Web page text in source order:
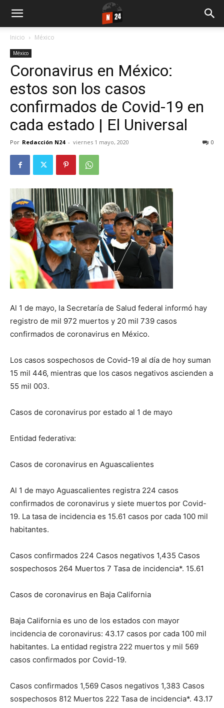
Inicio México
México
Coronavirus en México:
estos son los casos
confirmados de Covid-19 en
cada estado | El Universal
Por Redacción N24 - viernes 1 mayo, 2020 0
Al 1 de mayo, la Secretaría de Salud federal informó hay
registro de mil 972 muertos y 20 mil 739 casos
confirmados de coronavirus en México.
Los casos sospechosos de Covid-19 al día de hoy suman
15 mil 446, mientras que los casos negativos ascienden a
55 mil 003.
Casos de coronavirus por estado al 1 de mayo
Entidad federativa:
Casos de coronavirus en Aguascalientes
Al 1 de mayo Aguascalientes registra 224 casos
confirmados de coronavirus y siete muertos por Covid-
19. La tasa de incidencia es 15.61 casos por cada 100 mil
habitantes.
Casos confirmados 224 Casos negativos 1,435 Casos
sospechosos 264 Muertos 7 Tasa de incidencia*. 15.61
Casos de coronavirus en Baja California
Baja California es uno de los estados con mayor
incidencia de coronavirus: 43.17 casos por cada 100 mil
habitantes. La entidad registra 222 muertos y mil 569
casos confirmados por Covid-19.
Casos confirmados 1,569 Casos negativos 1,383 Casos
sospechosos 812 Muertos 222 Tasa de incidencia*. 43.17